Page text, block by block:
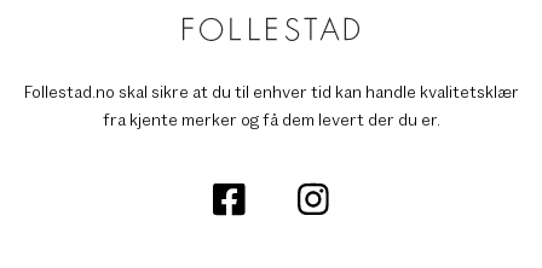
Follestad.no skal sikre at du til enhver tid kan handle kvalitetsklær
fra kjente merker og få dem levert der du er.